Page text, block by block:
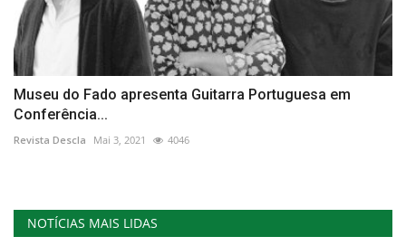
Museu do Fado apresenta Guitarra Portuguesa em
Conferência...
Revista Descla Mai 3, 2021 4046
NOTÍCIAS MAIS LIDAS